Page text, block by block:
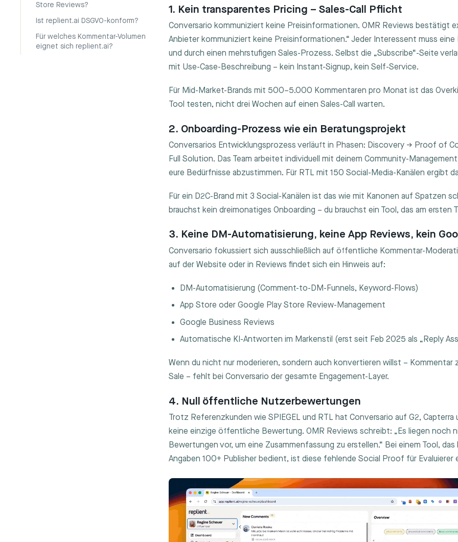
Store Reviews?
Ist replient.ai DSGVO-konform?
Für welches Kommentar-Volumen
eignet sich replient.ai?
1. Kein transparentes Pricing – Sales-Call Pflicht
Conversario kommuniziert keine Preisinformationen. OMR Reviews bestätigt
Anbieter kommuniziert keine Preisinformationen.“ Jeder Interessent muss
und durch einen mehrstufigen Sales-Prozess. Selbst die „Subscribe“-Seite
mit Use-Case-Beschreibung – kein Instant-Signup, kein Self-Service.
Für Mid-Market-Brands mit 500–5.000 Kommentaren pro Monat ist das
Tool testen, nicht drei Wochen auf einen Sales-Call warten.
2. Onboarding-Prozess wie ein Beratungsprojekt
Conversarios Entwicklungsprozess verläuft in Phasen: Discovery → Proof of
Full Solution. Das Team arbeitet individuell mit deinem Community-
eure Bedürfnisse abzustimmen. Für RTL mit 150 Social-Media-Kanälen ergibt
Für ein D2C-Brand mit 3 Social-Kanälen ist das wie mit Kanonen auf Spatzen
brauchst kein dreimonatiges Onboarding – du brauchst ein Tool, das am ersten
3. Keine DM-Automatisierung, keine App Reviews, kein
Conversario fokussiert sich ausschließlich auf öffentliche Kommentar-
auf der Website oder in Reviews findet sich ein Hinweis auf:
DM-Automatisierung (Comment-to-DM-Funnels, Keyword-Flows)
App Store oder Google Play Store Review-Management
Google Business Reviews
Automatische KI-Antworten im Markenstil (erst seit Feb 2025 als „Reply
Wenn du nicht nur moderieren, sondern auch konvertieren willst – Kommentar
Sale – fehlt bei Conversario der gesamte Engagement-Layer.
4. Null öffentliche Nutzerbewertungen
Trotz Referenzkunden wie SPIEGEL und RTL hat Conversario auf G2, Capterra
keine einzige öffentliche Bewertung. OMR Reviews schreibt: „Es liegen noch
Bewertungen vor, um eine Zusammenfassung zu erstellen.“ Bei einem Tool,
Angaben 100+ Publisher bedient, ist diese fehlende Social Proof für Evaluierer